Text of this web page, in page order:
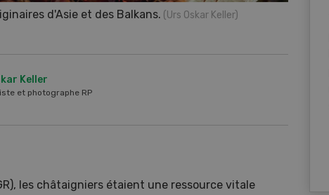
d'Asie et des Balkans. (Urs Oskar Keller)
Keller
et photographe RP
les châtaigniers étaient une ressource vitale